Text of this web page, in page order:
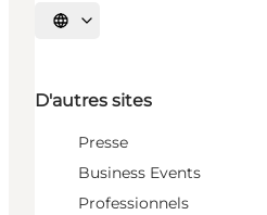
Choisissez la langue
D'autres sites
Presse
Business Events
Professionnels